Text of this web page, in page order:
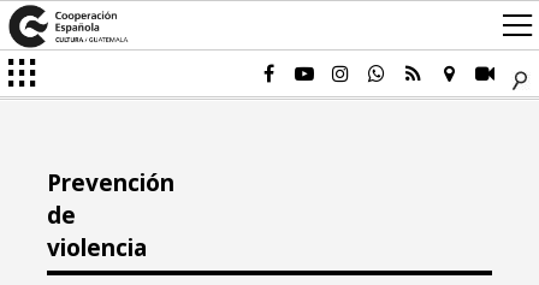
Prevención
de
violencia